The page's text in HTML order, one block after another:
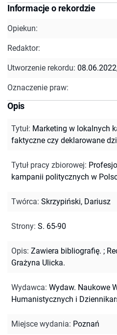
Informacje o rekordzie
Opiekun:
Redaktor:
Utworzenie rekordu:
Oznaczenie praw:
Opis
Tytuł: Marketing w lokalnych
faktyczne czy deklarowane
Tytuł pracy zbiorowej:
kampanii politycznych w
Twórca: Skrzypiński, Dariusz
Strony: S. 65-90
Opis: Zawiera bibliografię. ;
Grażyna Ulicka.
Wydawca: Wydaw. Naukowe
Humanistycznych i
Miejsce wydania: Poznań